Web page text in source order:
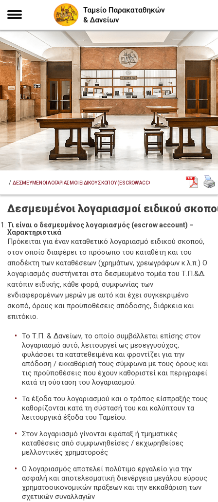
ΑΡΧΙΚΗ
/ ΔΕΣΜΕΥΜΕΝΟΙ ΛΟΓΑΡΙΑΣΜΟΙ ΕΙΔΙΚΟΥ ΣΚΟΠΟΥ (ESCROW ACCOUNT)
Δεσμευμένοι λογαριασμοί ειδικού
Τι είναι ο δεσμευμένος λογαριασμός (escrowaccount) –
Χαρακτηριστικά
Πρόκειται για έναν καταθετικό λογαριασμό ειδικού σκοπού,
στον οποίο διαφέρει το πρόσωπο του καταθέτη και του
αποδέκτη των καταθέσεων (χρημάτων, χρεωγράφων κ.λ.π.) Ο
λογαριασμός συστήνεται στο δεσμευμένο τομέα του Τ.Π.&Δ.
κατόπιν ειδικής, κάθε φορά, συμφωνίας των
ενδιαφερομένων μερών με αυτό και έχει συγκεκριμένο
σκοπό, όρους και προϋποθέσεις απόδοσης, διάρκεια και
επιτόκιο.
Το Τ.Π. & Δανείων, το οποίο συμβάλλεται επίσης στον
λογαριασμό αυτό, λειτουργεί ως μεσεγγυούχος,
φυλάσσει τα κατατεθειμένα και φροντίζει για την
απόδοση / εκκαθάρισή τους σύμφωνα με τους όρους και
τις προϋποθέσεις που έχουν καθοριστεί και περιγραφεί
κατά τη σύσταση του λογαριασμού.
Τα έξοδα του λογαριασμού και ο τρόπος είσπραξής τους
καθορίζονται κατά τη σύστασή του και καλύπτουν τα
λειτουργικά έξοδα του Ταμείου.
Στον λογαριασμό γίνονται εφάπαξ ή τμηματικές
καταθέσεις από συμφωνηθείσες / εκχωρηθείσες
μελλοντικές χρηματοροές
Ο λογαριασμός αποτελεί πολύτιμο εργαλείο για την
ασφαλή και αποτελεσματική διενέργεια μεγάλου εύρους
χρηματοοικονομικών πράξεων και την εκκαθάριση των
σχετικών συναλλαγών